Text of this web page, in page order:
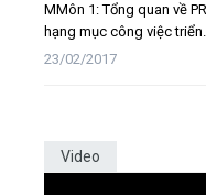
MMôn 1: Tổng quan về
hạng mục công việc
23/02/2017
Video